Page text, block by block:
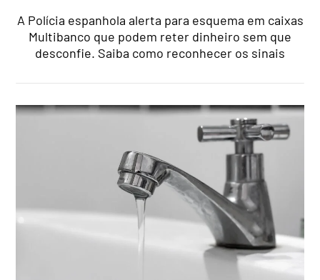
A Polícia espanhola alerta para esquema em caixas
Multibanco que podem reter dinheiro sem que
desconfie. Saiba como reconhecer os sinais